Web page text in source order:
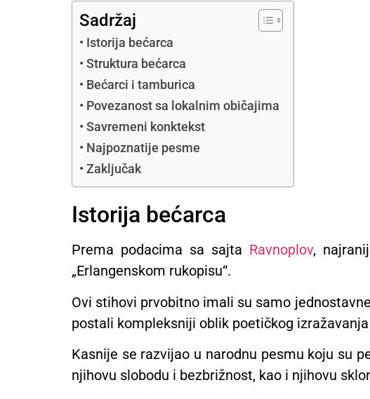
Sadržaj
Istorija bećarca
Struktura bećarca
Bećarci i tamburica
Povezanost sa lokalnim običajima
Savremeni konktekst
Najpoznatije pesme
Zaključak
Istorija bećarca
Prema podacima sa sajta Ravnoplov,
„Erlangenskom rukopisu“.
Ovi stihovi prvobitno imali su samo
postali kompleksniji oblik poetičkog
Kasnije se razvijao u narodnu pesmu koju su
njihovu slobodu i bezbrižnost, kao i njihovu